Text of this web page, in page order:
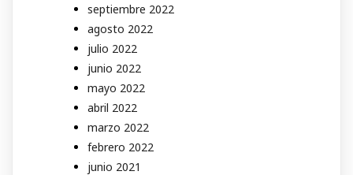
septiembre 2022
agosto 2022
julio 2022
junio 2022
mayo 2022
abril 2022
marzo 2022
febrero 2022
junio 2021